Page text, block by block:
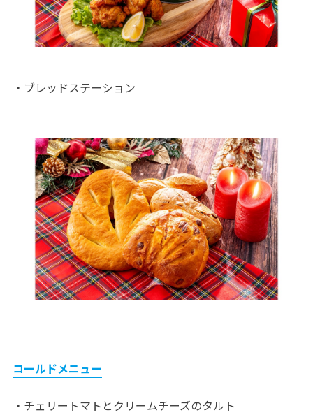
・ブレッドステーション
コールドメニュー
・チェリートマトとクリームチーズのタルト